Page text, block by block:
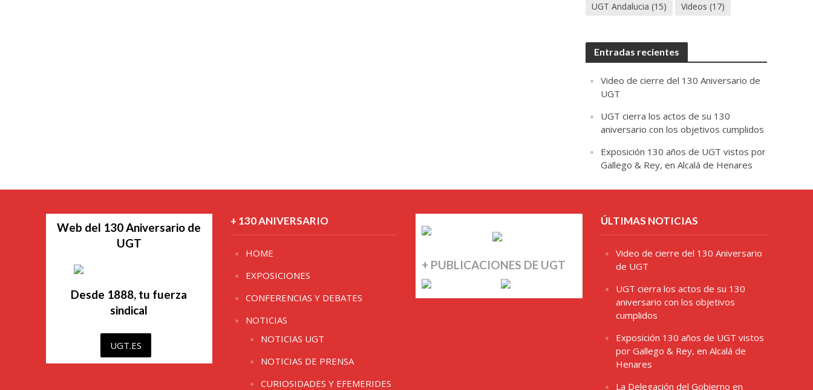
UGT Andalucia (15) Videos (17)
Entradas recientes
Video de cierre del 130 Aniversario de
UGT
UGT cierra los actos de su 130
aniversario con los objetivos cumplidos
Exposición 130 años de UGT vistos por
Gallego & Rey, en Alcalá de Henares
Web del 130 Aniversario de
UGT
Desde 1888, tu fuerza
sindical
UGT.ES
+ 130 ANIVERSARIO
HOME
EXPOSICIONES
CONFERENCIAS Y DEBATES
NOTICIAS
NOTICIAS UGT
NOTICIAS DE PRENSA
CURIOSIDADES Y EFEMERIDES
+ PUBLICACIONES DE UGT
ÚLTIMAS NOTICIAS
Video de cierre del 130 Aniversario
de UGT
UGT cierra los actos de su 130
aniversario con los objetivos
cumplidos
Exposición 130 años de UGT vistos
por Gallego & Rey, en Alcalá de
Henares
La Delegación del Gobierno en